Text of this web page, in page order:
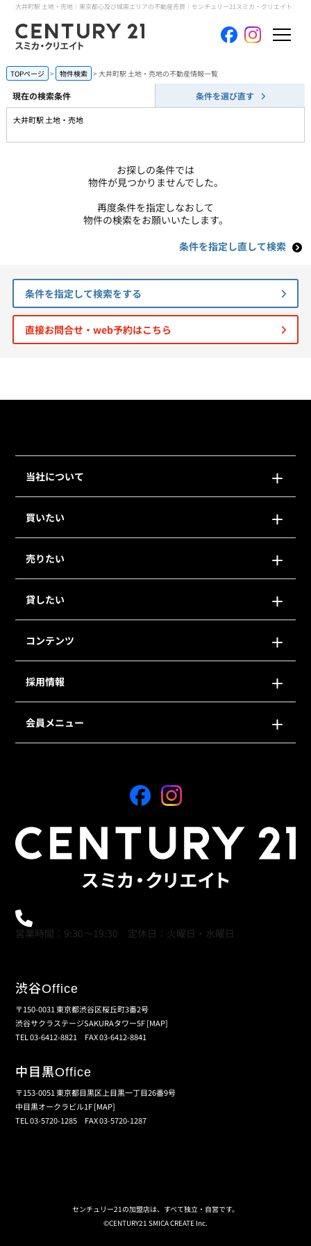
大井町駅 土地・売地｜東京都心及び城南エリアの不動産売買｜センチュリー21スミカ・クリエイト
ホーム
当社について
買いたい
売りたい
コンテンツ
会員メニュー
TOPページ 物件検索 大井町駅 土地・売地の不動産情報一覧
現在の検索条件 条件を選び直す
大井町駅 土地・売地
お探しの条件では
物件が見つかりませんでした。
再度条件を指定しなおして
物件の検索をお願いいたします。
条件を指定し直して検索
条件を指定して検索をする
直接お問合せ・web予約はこちら
当社について
買いたい
売りたい
貸したい
コンテンツ
採用情報
会員メニュー
営業時間：9:30～19:30 定休日：火曜日・水曜日
渋谷Office
〒150-0031 東京都渋谷区桜丘町3番2号
渋谷サクラステージSAKURAタワー5F[MAP]
TEL 03-6412-8821 FAX 03-6412-8841
中目黒Office
〒153-0051 東京都目黒区上目黒一丁目26番9号
中目黒オークラビル1F[MAP]
TEL 03-5720-1285 FAX 03-5720-1287
センチュリー21の加盟店は、すべて独立・自営です。
©CENTURY21 SMICA CREATE Inc.